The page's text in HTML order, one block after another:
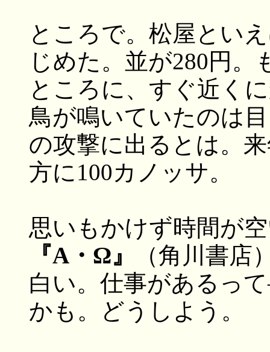
ところで。松屋とい
じめた。並が280円
ところに、すぐ近く
鳥が鳴いていたのは
の攻撃に出るとは。
方に100カノッサ。
思いもかけず時間が
『Α・Ω』
（角川書
白い。仕事があるっ
かも。どうしよう。